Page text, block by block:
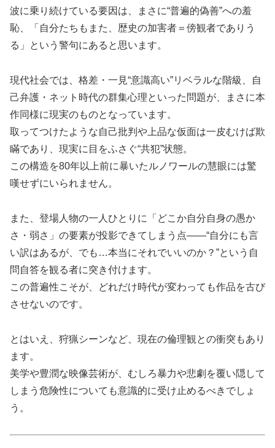
波に乗り続けている要因は、まさに“普遍的偽善”への羞
恥、「自分たちもまた、歴史の加害者＝傍観者でありう
る」という警句にあると思います。
現代社会では、格差・一見“意識高い”リベラルな階級、自
己弁護・ネット時代の群集心理といった問題が、まさに本
作同様に現実のものとなっています。
取ってつけたような自己批判や上品な仮面は一皮むけば欺
瞞であり、現実に目をふさぐ“共犯”状態。
この構造を80年以上前に暴いたルノワールの慧眼には驚
嘆せずにいられません。
また、登場人物の一人ひとりに「どこか自分自身の愚か
さ・弱さ」の要素が投影できてしまう点――“自分にも言
い訳はあるが、でも…本当にそれでいいのか？”という自
問自答を観る者に突き付けます。
この普遍性こそが、どれだけ時代が変わっても作品を古び
させないのです。
とはいえ、狩猟シーンなど、現在の倫理観との衝突もあり
ます。
美学や豊潤な映像芸術が、むしろ暴力や悲劇を覆い隠して
しまう危険性についても意識的に受け止めるべきでしょ
う。